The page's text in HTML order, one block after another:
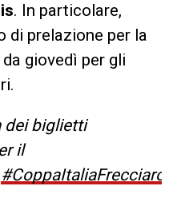
. In particolare,
di prelazione per la
giovedì per gli
dei biglietti
il